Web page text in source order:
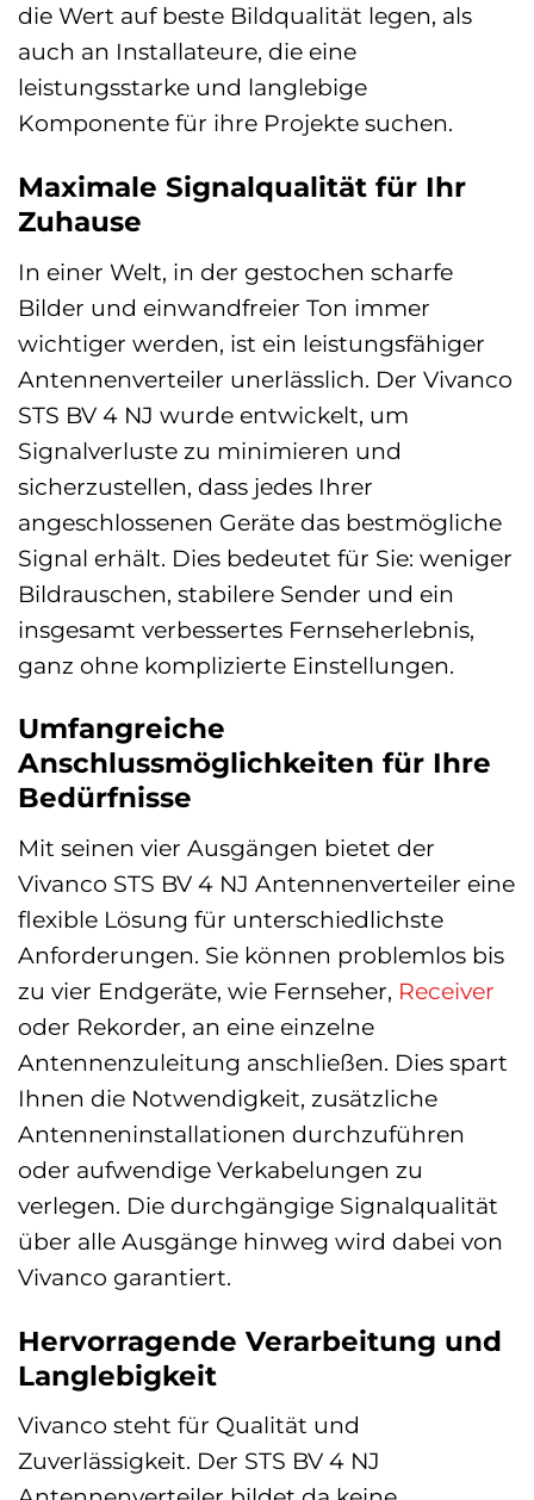
die Wert auf beste Bildqualität legen, als
auch an Installateure, die eine
leistungsstarke und langlebige
Komponente für ihre Projekte suchen.
Maximale Signalqualität für Ihr
Zuhause
In einer Welt, in der gestochen scharfe
Bilder und einwandfreier Ton immer
wichtiger werden, ist ein leistungsfähiger
Antennenverteiler unerlässlich. Der Vivanco
STS BV 4 NJ wurde entwickelt, um
Signalverluste zu minimieren und
sicherzustellen, dass jedes Ihrer
angeschlossenen Geräte das bestmögliche
Signal erhält. Dies bedeutet für Sie: weniger
Bildrauschen, stabilere Sender und ein
insgesamt verbessertes Fernseherlebnis,
ganz ohne komplizierte Einstellungen.
Umfangreiche
Anschlussmöglichkeiten für Ihre
Bedürfnisse
Mit seinen vier Ausgängen bietet der
Vivanco STS BV 4 NJ Antennenverteiler eine
flexible Lösung für unterschiedlichste
Anforderungen. Sie können problemlos bis
zu vier Endgeräte, wie Fernseher, Receiver
oder Rekorder, an eine einzelne
Antennenzuleitung anschließen. Dies spart
Ihnen die Notwendigkeit, zusätzliche
Antenneninstallationen durchzuführen
oder aufwendige Verkabelungen zu
verlegen. Die durchgängige Signalqualität
über alle Ausgänge hinweg wird dabei von
Vivanco garantiert.
Hervorragende Verarbeitung und
Langlebigkeit
Vivanco steht für Qualität und
Zuverlässigkeit. Der STS BV 4 NJ